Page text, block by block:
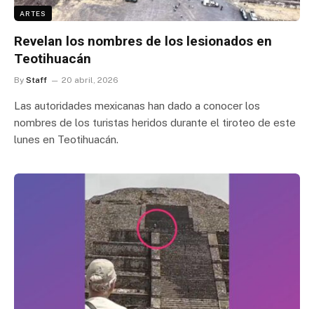
ARTES
Revelan los nombres de los lesionados en
Teotihuacán
By Staff 20 abril, 2026
Las autoridades mexicanas han dado a conocer los
nombres de los turistas heridos durante el tiroteo de este
lunes en Teotihuacán.